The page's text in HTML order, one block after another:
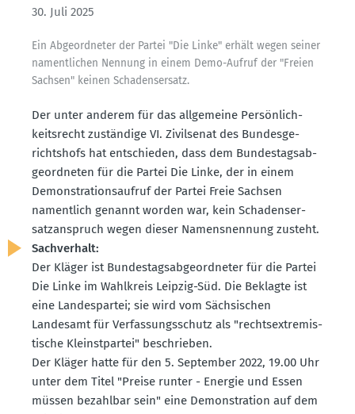
30. Juli 2025
Ein Abgeord­neter der Partei "Die Linke" erhält wegen seiner
nament­lichen Nennung in einem Demo-Aufruf der "Freien
Sachsen" keinen Schadens­ersatz.
Der unter anderem für das allge­meine Persön­lich­
keits­recht zuständige VI. Zivil­senat des Bundes­ge­
richtshofs hat entschieden, dass dem Bundes­tags­ab­
ge­ord­neten für die Partei Die Linke, der in einem
Demons­tra­ti­ons­aufruf der Partei Freie Sachsen
namentlich genannt worden war, kein Schadens­er­
satz­an­spruch wegen dieser Namens­nennung zusteht.
Sachverhalt:
Der Kläger ist Bundes­tags­ab­ge­ord­neter für die Partei
Die Linke im Wahlkreis Leipzig-Süd. Die Beklagte ist
eine Landes­partei; sie wird vom Sächsi­schen
Landesamt für Verfas­sungs­schutz als "rechts­ex­tre­mis­
tische Kleinst­partei" beschrieben.
Der Kläger hatte für den 5. September 2022, 19.00 Uhr
unter dem Titel "Preise runter - Energie und Essen
müssen bezahlbar sein" eine Demons­tration auf dem